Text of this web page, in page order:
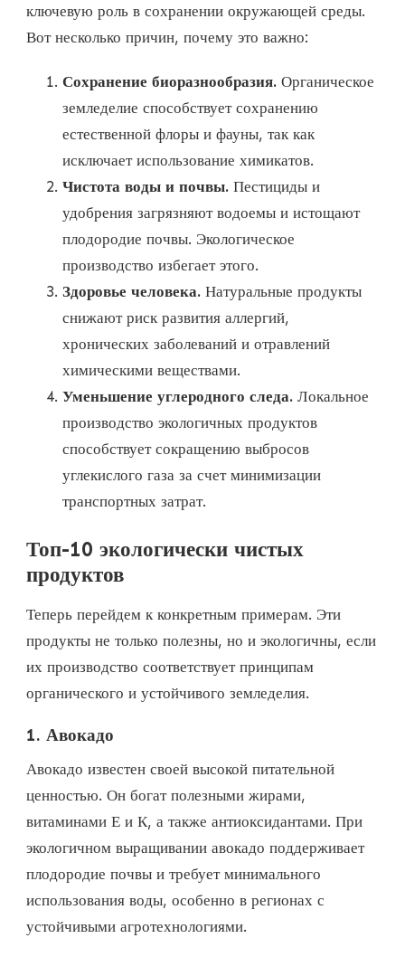
ключевую роль в сохранении окружающей среды.
Вот несколько причин, почему это важно:
Сохранение биоразнообразия. Органическое
земледелие способствует сохранению
естественной флоры и фауны, так как
исключает использование химикатов.
Чистота воды и почвы. Пестициды и
удобрения загрязняют водоемы и истощают
плодородие почвы. Экологическое
производство избегает этого.
Здоровье человека. Натуральные продукты
снижают риск развития аллергий,
хронических заболеваний и отравлений
химическими веществами.
Уменьшение углеродного следа. Локальное
производство экологичных продуктов
способствует сокращению выбросов
углекислого газа за счет минимизации
транспортных затрат.
Топ-10 экологически чистых
продуктов
Теперь перейдем к конкретным примерам. Эти
продукты не только полезны, но и экологичны, если
их производство соответствует принципам
органического и устойчивого земледелия.
1. Авокадо
Авокадо известен своей высокой питательной
ценностью. Он богат полезными жирами,
витаминами Е и К, а также антиоксидантами. При
экологичном выращивании авокадо поддерживает
плодородие почвы и требует минимального
использования воды, особенно в регионах с
устойчивыми агротехнологиями.